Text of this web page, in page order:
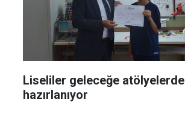
Liseliler geleceğe atölyelerde
hazırlanıyor